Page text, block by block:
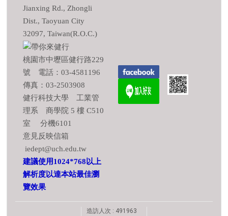
Jianxing Rd., Zhongli
Dist., Taoyuan City
32097, Taiwan(R.O.C.)
桃園市中壢區健行路229
號 電話：03-4581196
傳真：03-2503908
健行科技大學 工業管
理系 商學院 5 樓 C510
室 分機6101
意見反映信箱
iedept@uch.edu.tw
建議使用1024*768以上
解析度以達本站最佳瀏
覽效果
造訪人次 : 491963